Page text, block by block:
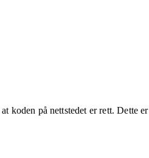
koden på nettstedet er rett. Dette er